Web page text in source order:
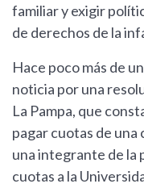
familiar y exigir
de derechos de la
Hace poco más de
noticia por una
La Pampa, que
pagar cuotas de
una integrante de la
cuotas a la